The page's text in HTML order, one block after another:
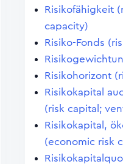
Risikofähigkeit
capacity)
Risiko-Fonds
Risikohorizont
Risikokapital
(risk capital;
Risikokapital,
(economic risk